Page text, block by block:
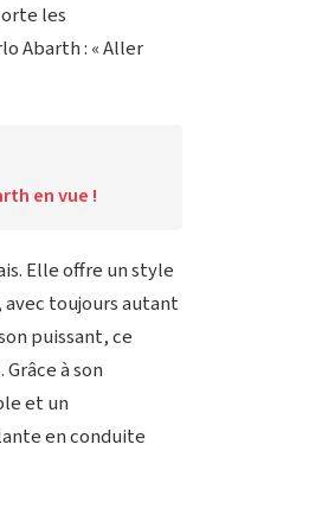
les
Abarth : « Aller
en vue !
Elle offre un style
toujours autant
puissant, ce
à son
et un
en conduite